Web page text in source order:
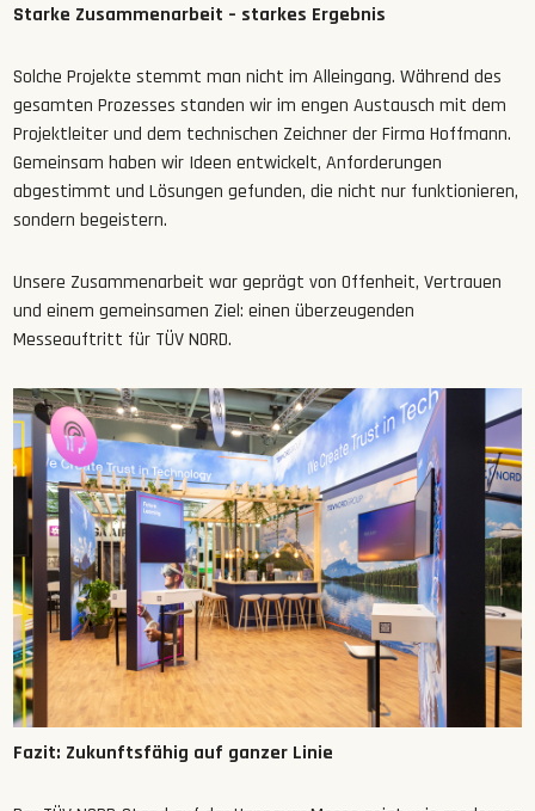
Starke Zusammenarbeit – starkes Ergebnis
Solche Projekte stemmt man nicht im Alleingang. Während des
gesamten Prozesses standen wir im engen Austausch mit dem
Projektleiter und dem technischen Zeichner der Firma Hoffmann.
Gemeinsam haben wir Ideen entwickelt, Anforderungen
abgestimmt und Lösungen gefunden, die nicht nur funktionieren,
sondern begeistern.
Unsere Zusammenarbeit war geprägt von Offenheit, Vertrauen
und einem gemeinsamen Ziel: einen überzeugenden
Messeauftritt für TÜV NORD.
Fazit: Zukunftsfähig auf ganzer Linie